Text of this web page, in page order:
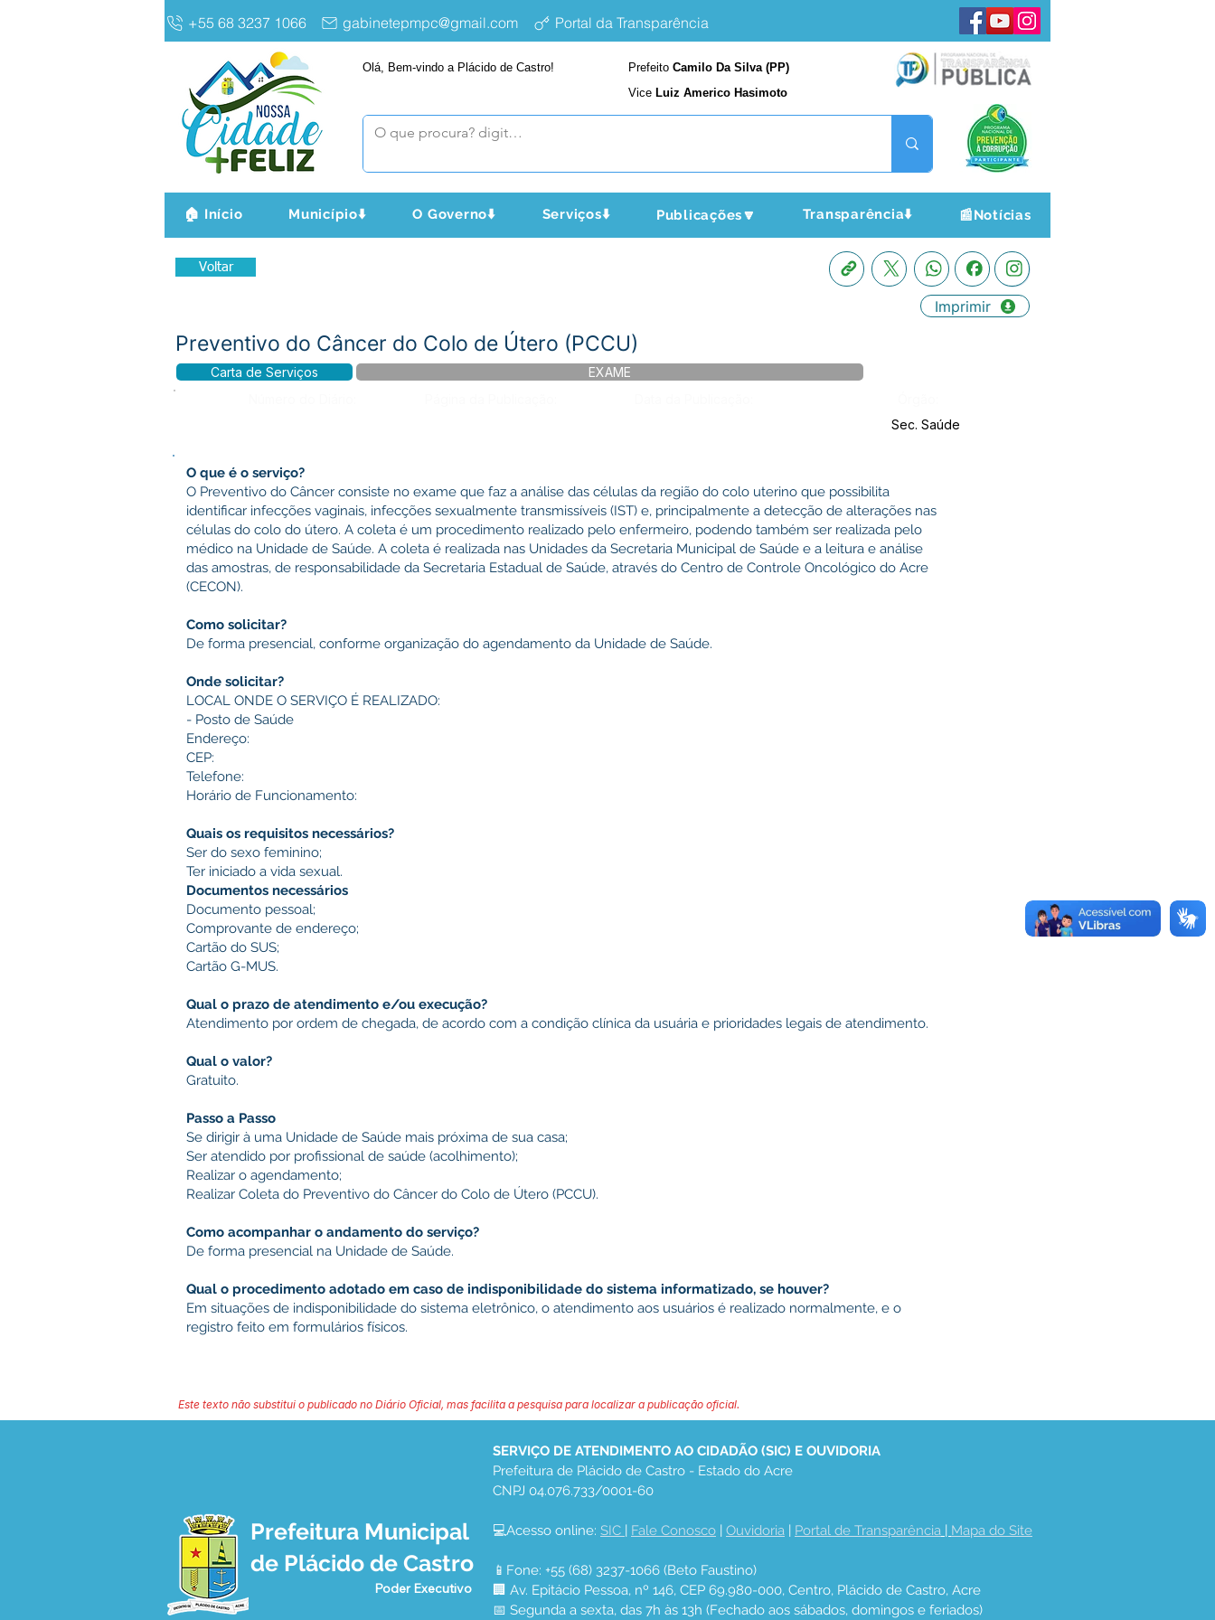
+55 68 3237 1066 gabinetepmpc@gmail.com Portal da Transparência
Olá, Bem-vindo a Plácido de Castro! Prefeito Camilo Da Silva (PP)
Vice Luiz Americo Hasimoto
🏠 Início Município⬇️ O Governo⬇️ Serviços⬇️ Publicações🔽 Transparência⬇️ 📰Notícias
Voltar
Imprimir
Preventivo do Câncer do Colo de Útero (PCCU)
Carta de Serviços
EXAME
Sec. Saúde
O que é o serviço?
O Preventivo do Câncer consiste no exame que faz a análise das células da região do colo uterino que possibilita
identificar infecções vaginais, infecções sexualmente transmissíveis (IST) e, principalmente a detecção de alterações nas
células do colo do útero. A coleta é um procedimento realizado pelo enfermeiro, podendo também ser realizada pelo
médico na Unidade de Saúde. A coleta é realizada nas Unidades da Secretaria Municipal de Saúde e a leitura e análise
das amostras, de responsabilidade da Secretaria Estadual de Saúde, através do Centro de Controle Oncológico do Acre
(CECON).
Como solicitar?
De forma presencial, conforme organização do agendamento da Unidade de Saúde.
Onde solicitar?
LOCAL ONDE O SERVIÇO É REALIZADO:
- Posto de Saúde
Endereço:
CEP:
Telefone:
Horário de Funcionamento:
Quais os requisitos necessários?
Ser do sexo feminino;
Ter iniciado a vida sexual.
Documentos necessários
Documento pessoal;
Comprovante de endereço;
Cartão do SUS;
Cartão G-MUS.
Qual o prazo de atendimento e/ou execução?
Atendimento por ordem de chegada, de acordo com a condição clínica da usuária e prioridades legais de atendimento.
Qual o valor?
Gratuito.
Passo a Passo
Se dirigir à uma Unidade de Saúde mais próxima de sua casa;
Ser atendido por profissional de saúde (acolhimento);
Realizar o agendamento;
Realizar Coleta do Preventivo do Câncer do Colo de Útero (PCCU).
Como acompanhar o andamento do serviço?
De forma presencial na Unidade de Saúde.
Qual o procedimento adotado em caso de indisponibilidade do sistema informatizado, se houver?
Em situações de indisponibilidade do sistema eletrônico, o atendimento aos usuários é realizado normalmente, e o
registro feito em formulários físicos.
Este texto não substitui o publicado no Diário Oficial, mas facilita a pesquisa para localizar a publicação oficial.
Prefeitura Municipal
de Plácido de Castro
Poder Executivo
SERVIÇO DE ATENDIMENTO AO CIDADÃO (SIC) E OUVIDORIA
Prefeitura de Plácido de Castro - Estado do Acre
CNPJ 04.076.733/0001-60
💻Acesso online: SIC | Fale Conosco | Ouvidoria | Portal de Transparência | Mapa do Site
📱Fone: +55 (68) 3237-1066 (Beto Faustino)
🏢 Av. Epitácio Pessoa, nº 146, CEP 69.980-000, Centro, Plácido de Castro, Acre
📅 Segunda a sexta, das 7h às 13h (Fechado aos sábados, domingos e feriados)